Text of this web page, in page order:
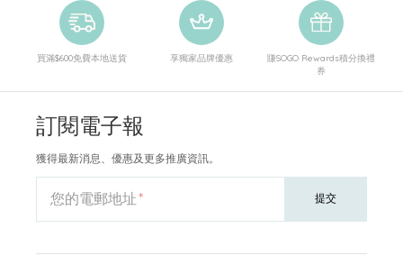
買滿$600免費本地送貨 享獨家品牌優惠
賺SOGO Rewards積分換禮
券
訂閱電子報
獲得最新消息、優惠及更多推廣資訊。
您的電郵地址 提交